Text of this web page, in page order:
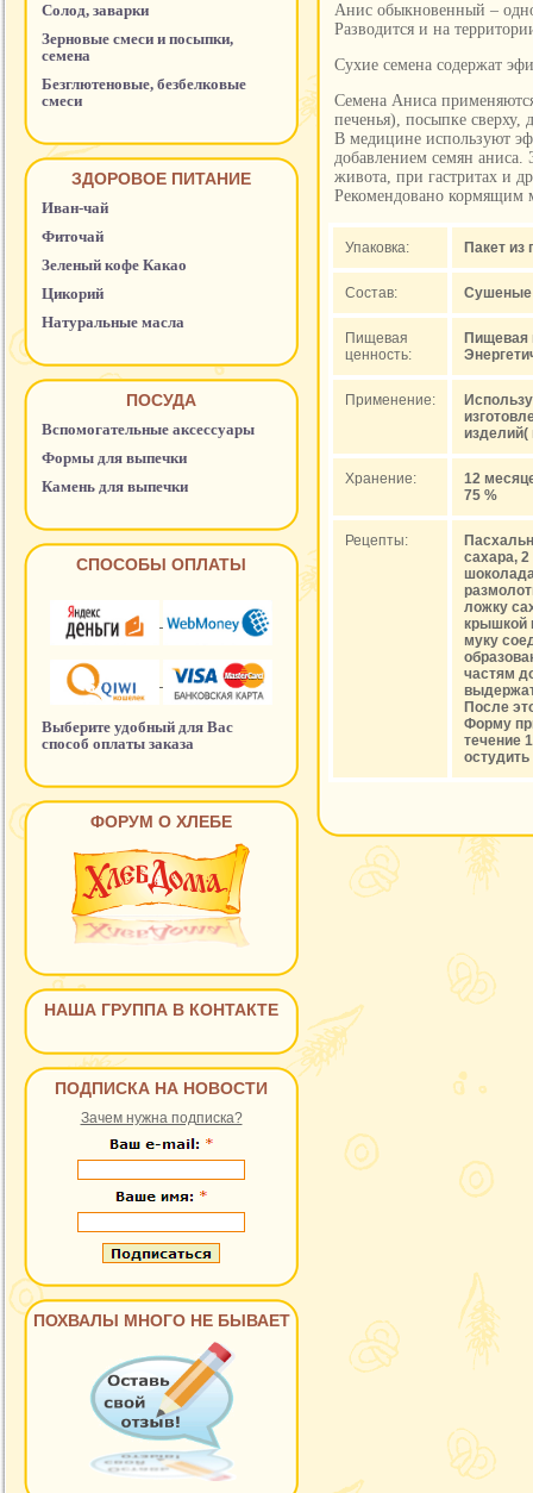
Солод, заварки
Зерновые смеси и посыпки,
семена
Безглютеновые, безбелковые
смеси
ЗДОРОВОЕ ПИТАНИЕ
Иван-чай
Фиточай
Зеленый кофе Какао
Цикорий
Натуральные масла
ПОСУДА
Вспомогательные аксессуары
Формы для выпечки
Камень для выпечки
СПОСОБЫ ОПЛАТЫ
Выберите удобный для Вас
способ оплаты заказа
ФОРУМ О ХЛЕБЕ
НАША ГРУППА В КОНТАКТЕ
ПОДПИСКА НА НОВОСТИ
Зачем нужна подписка?
ПОХВАЛЫ МНОГО НЕ БЫВАЕТ
Анис обыкновенный –
Разводится и на
Сухие семена содержат
Семена Аниса
печенья), посыпке
В медицине используют
добавлением семян
живота, при гастритах и
Рекомендовано кормящим
Упаковка: Пакет из
Состав: Сушеные
Пищевая
ценность:
Пищевая
Применение:
изделий(
Хранение:
12
75 %
Рецепты:
сахара, 2
ложку
крышкой
муку
частям
После
Форму
течение